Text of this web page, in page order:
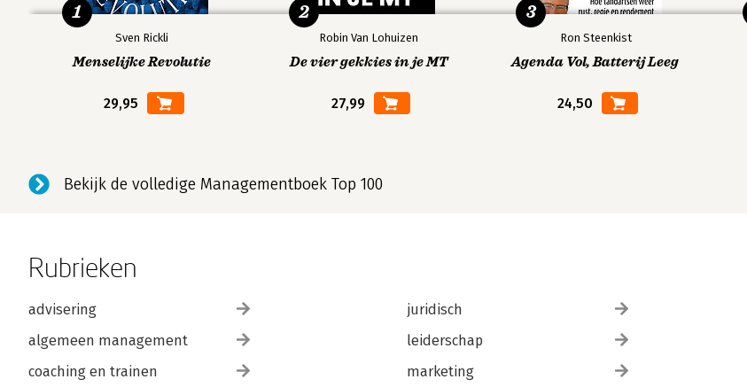
Sven Rickli
Menselijke Revolutie
29,95
1
Robin Van Lohuizen
De vier gekkies in je MT
27,99
2
Ron Steenkist
Agenda Vol, Batterij Leeg
24,50
3
Bekijk de volledige Managementboek Top 100
Rubrieken
advisering
algemeen management
coaching en trainen
juridisch
leiderschap
marketing